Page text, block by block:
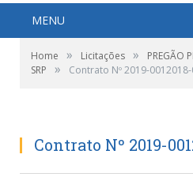
MENU
Home » Licitações »
PREGÃO
SRP
» Contrato Nº 2019-
Contrato Nº 2019-